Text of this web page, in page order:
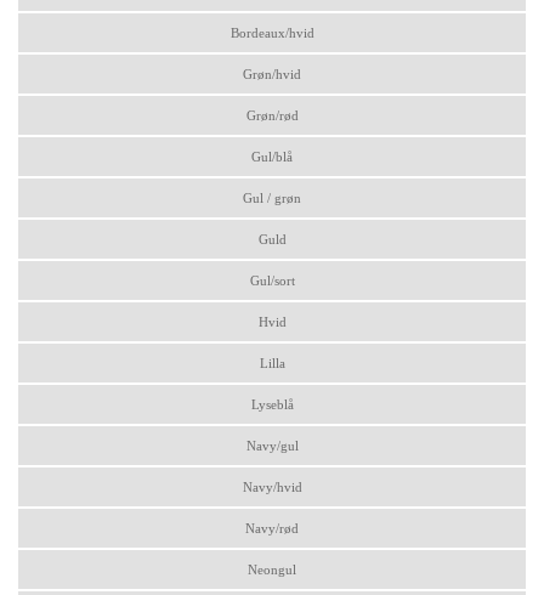
Bordeaux/hvid
Grøn/hvid
Grøn/rød
Gul/blå
Gul / grøn
Guld
Gul/sort
Hvid
Lilla
Lyseblå
Navy/gul
Navy/hvid
Navy/rød
Neongul